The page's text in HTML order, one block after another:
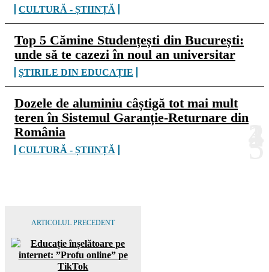
CULTURĂ - ȘTIINȚĂ
Top 5 Cămine Studențești din București:
unde să te cazezi în noul an universitar
ȘTIRILE DIN EDUCAȚIE
Dozele de aluminiu câștigă tot mai mult
teren în Sistemul Garanție-Returnare din
România
CULTURĂ - ȘTIINȚĂ
ARTICOLUL PRECEDENT